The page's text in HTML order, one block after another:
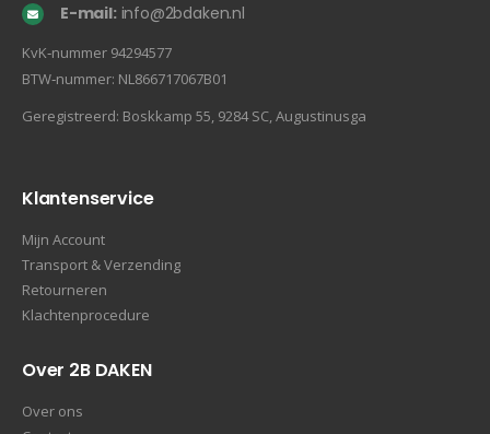
E-mail:info@2bdaken.nl
KvK‐nummer 94294577
BTW‐nummer: NL866717067B01
Geregistreerd: Boskkamp 55, 9284 SC, Augustinusga
Klantenservice
Mijn Account
Transport & Verzending
Retourneren
Klachtenprocedure
Over 2B DAKEN
Over ons